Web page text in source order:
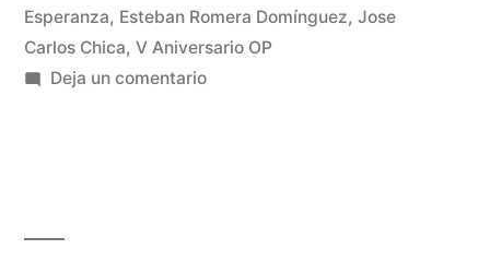
Aniversario
por
Esperanza, Esteban Romera Domínguez, Jose
Carlos Chica, V Aniversario OP
Deja un comentarioen